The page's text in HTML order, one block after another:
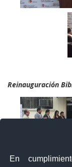
En
Reinauguración